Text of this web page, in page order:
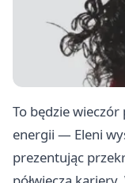
To będzie
energii — Eleni
prezentując